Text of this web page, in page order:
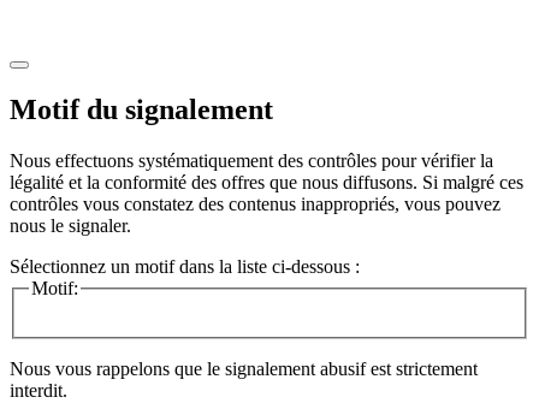
Motif du signalement
Nous effectuons systématiquement des contrôles pour vérifier la
légalité et la conformité des offres que nous diffusons. Si malgré ces
contrôles vous constatez des contenus inappropriés, vous pouvez
nous le signaler.
Sélectionnez un motif dans la liste ci-dessous :
Motif:
Nous vous rappelons que le signalement abusif est strictement
interdit.